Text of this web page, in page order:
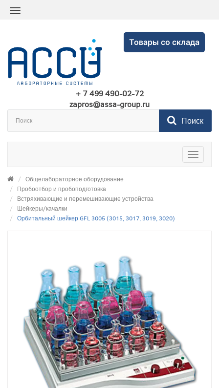
Товары со склада
+ 7 499 490-02-72
zapros@assa-group.ru
Поиск
Toggle
Общелабораторное оборудование
Пробоотбор и пробоподготовка
Встряхивающие и перемешивающие устройства
Шейкеры/качалки
Орбитальный шейкер GFL 3005 (3015, 3017, 3019, 3020)